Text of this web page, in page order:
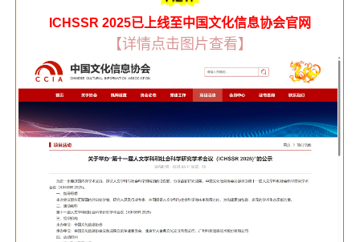
ICHSSR 2025已上线至中国文化信息协会官网
【详情点击图片查看】